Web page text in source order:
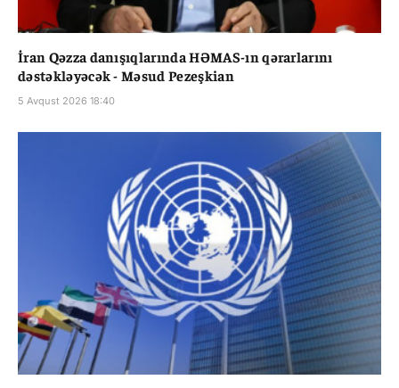
İran Qəzza danışıqlarında HƏMAS-ın qərarlarını
dəstəkləyəcək - Məsud Pezeşkian
5 Avqust 2026 18:40